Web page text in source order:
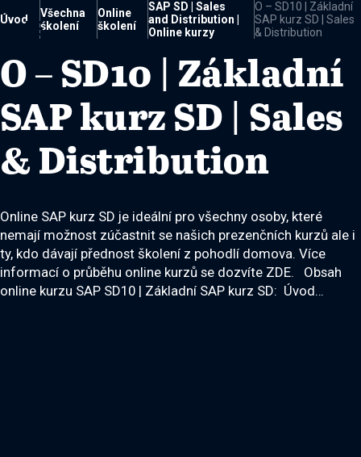

Úvod
Všechna
školení
Online
školení
SAP SD | Sales
and Distribution |
Online kurzy
O – SD10 | Základní
SAP kurz SD | Sales
& Distribution
O – SD10 | Základní
SAP kurz SD | Sales
& Distribution
Online SAP kurz SD je ideální pro všechny osoby, které
nemají možnost zúčastnit se našich prezenčních kurzů ale i
ty, kdo dávají přednost školení z pohodlí domova. Více
informací o průběhu online kurzů se dozvíte ZDE. Obsah
online kurzu SAP SD10 | Základní SAP kurz SD: Úvod…